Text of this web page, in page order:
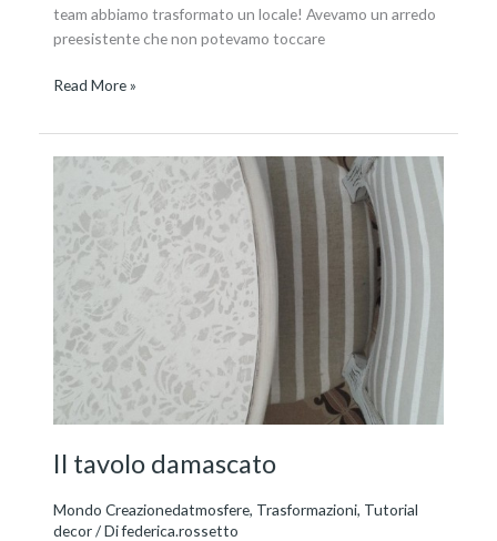
team abbiamo trasformato un locale! Avevamo un arredo
preesistente che non potevamo toccare
Read More »
Il tavolo damascato
Mondo Creazionedatmosfere, Trasformazioni, Tutorial
decor/ Difederica.rossetto
tavolo
damascato